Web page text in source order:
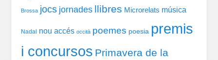
Brossa jocs jornades llibres Microrelats música
Nadal nou accés occità poemes poesia premis
i concursos Primavera de la